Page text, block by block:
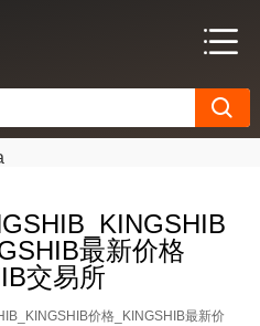
最新价格
交易所
价格_KINGSHIB最新价